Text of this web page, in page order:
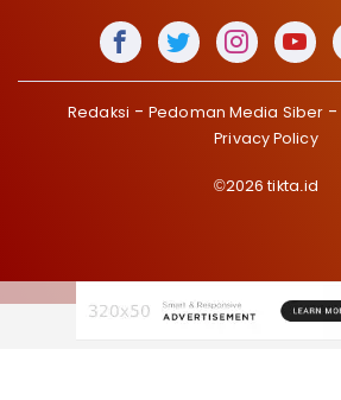
Redaksi Pedoman Media Siber
Privacy Policy
©2026 tikta.id